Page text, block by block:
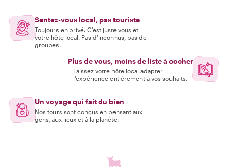
Sentez-vous local, pas touriste
Toujours en privé. C'est juste vous et
votre hôte local. Pas d'inconnus, pas de
groupes.
Plus de vous, moins de liste à cocher
Laissez votre hôte local adapter
l'expérience entièrement à vos souhaits.
Un voyage qui fait du bien
Nos tours sont conçus en pensant aux
gens, aux lieux et à la planète.